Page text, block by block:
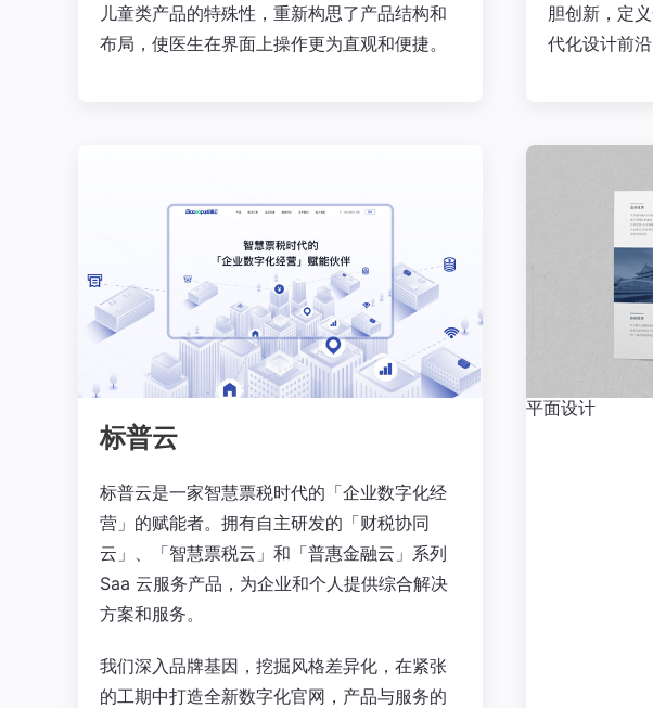
儿童类产品的特殊性，重新构思了产品结构和
布局，使医生在界面上操作更为直观和便捷。
胆创新，定
代化设计前
标普云
标普云是一家智慧票税时代的「企业数字化经
营」的赋能者。拥有自主研发的「财税协同
云」、「智慧票税云」和「普惠金融云」系列
Saa 云服务产品，为企业和个人提供综合解决
方案和服务。
我们深入品牌基因，挖掘风格差异化，在紧张
的工期中打造全新数字化官网，产品与服务的
平面设计